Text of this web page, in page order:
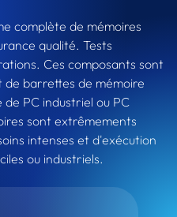
complète de mémoires
qualité. Tests
Ces composants sont
barrettes de mémoire
PC industriel ou PC
sont extrêmements
intenses et d'exécution
ou industriels.